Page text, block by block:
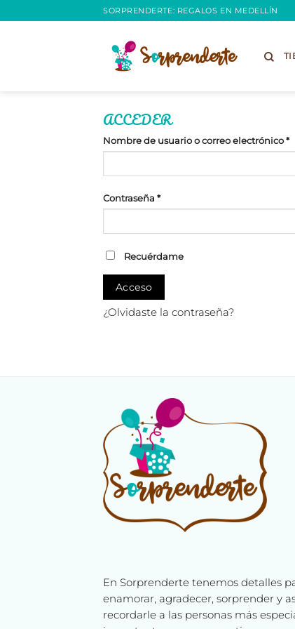
al
SORPRENDERTE: REGALOS EN MEDELLÍN
ACCEDER
Nombre de usuario o correo electrónico*
Contraseña *Obligatorio
Recuérdame
Acceso
¿Olvidaste la contraseña?
En Sorprenderte tenemos detalles
enamorar, agradecer, sorprender y
recordarle a las personas más